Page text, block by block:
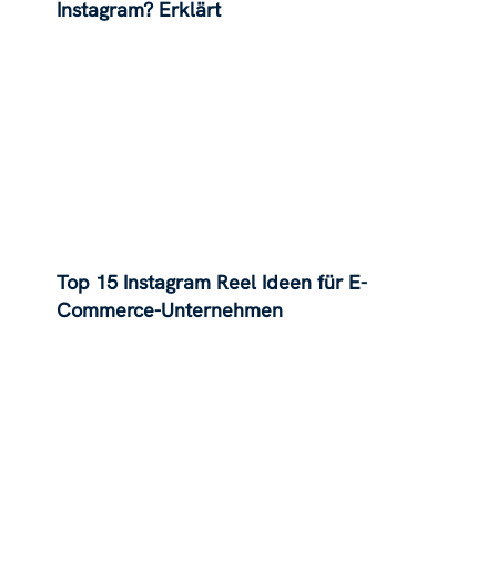
Instagram? Erklärt
Top 15 Instagram Reel Ideen für E-
Commerce-Unternehmen